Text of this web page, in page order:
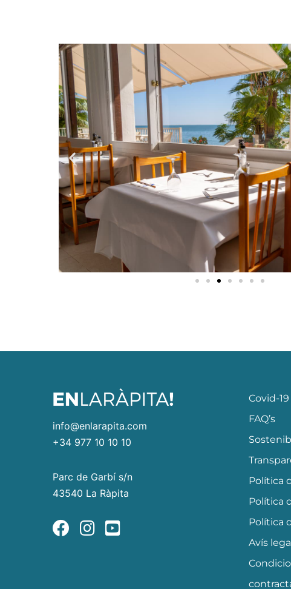
info@enlarapita.com
+34 977 10 10 10
Parc de Garbí s/n
43540 La Ràpita
Covid-19
FAQ’s
Política
Política
Política
Avís